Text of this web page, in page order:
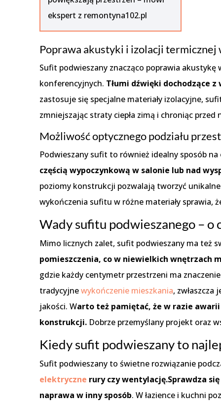
ekspert z remontyna102.pl
Poprawa akustyki i izolacji termicznej
Sufit podwieszany znacząco poprawia
konferencyjnych. Tłumi dźwięki dochodzące
zastosuje się specjalne materiały izolacyjne,
zmniejszając straty ciepła zimą i chroniąc
Możliwość optycznego podziału
Podwieszany sufit to również idealny sposób
częścią wypoczynkową w salonie lub nad
poziomy konstrukcji pozwalają tworzyć
wykończenia sufitu w różne materiały
Wady sufitu podwieszanego – o
Mimo licznych zalet, sufit podwieszany ma też
pomieszczenia, co w niewielkich wnętrzach
gdzie każdy centymetr przestrzeni ma
tradycyjnewykończenie mieszkania,
jakości. Warto też pamiętać, że w razie
konstrukcji. Dobrze przemyślany projekt oraz
Kiedy sufit podwieszany to
Sufit podwieszany to świetne rozwiązanie
elektryczne rury czy wentylację.Sprawdza
naprawa w inny sposób. W łazience i kuchni